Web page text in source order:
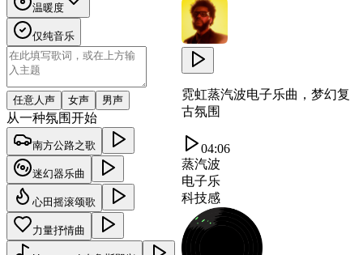
温暖度
仅纯音乐
任意人声 女声 男声
从一种氛围开始
南方公路之歌
迷幻器乐曲
心田摇滚颂歌
力量抒情曲
霓虹蒸汽波电子乐曲，梦幻复
古氛围
04:06
蒸汽波
电子乐
科技感